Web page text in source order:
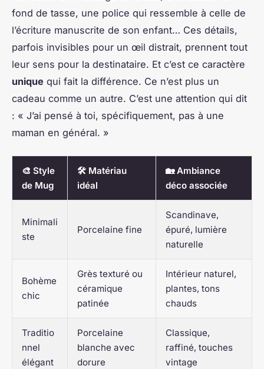
fond de tasse, une police qui ressemble à celle de
l’écriture manuscrite de son enfant… Ces détails,
parfois invisibles pour un œil distrait, prennent tout
leur sens pour la destinataire. Et c’est ce caractère
unique qui fait la différence. Ce n’est plus un
cadeau comme un autre. C’est une attention qui dit
: « J’ai pensé à toi, spécifiquement, pas à une
maman en général. »
🎨 Style
de Mug
🛠️ Matériau
idéal
🏡 Ambiance
déco associée
Minimali
ste
Porcelaine fine
Scandinave,
épuré, lumière
naturelle
Bohème
chic
Grès texturé ou
céramique
patinée
Intérieur naturel,
plantes, tons
chauds
Traditio
nnel
élégant
Porcelaine
blanche avec
dorure
Classique,
raffiné, touches
vintage